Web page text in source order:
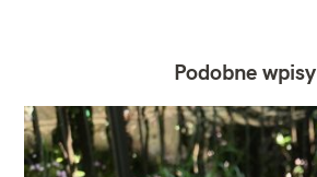
Podobne wpisy